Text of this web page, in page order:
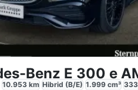
10.953 km Hibrid (B/E) 1.999 cm³ 333